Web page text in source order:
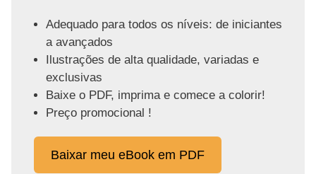
Adequado para todos os níveis: de iniciantes
a avançados
Ilustrações de alta qualidade, variadas e
exclusivas
Baixe o PDF, imprima e comece a colorir!
Preço promocional !
Baixar meu eBook em PDF